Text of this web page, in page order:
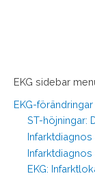
EKG sidebar
EKG-
ST-höjningar:
EKG: